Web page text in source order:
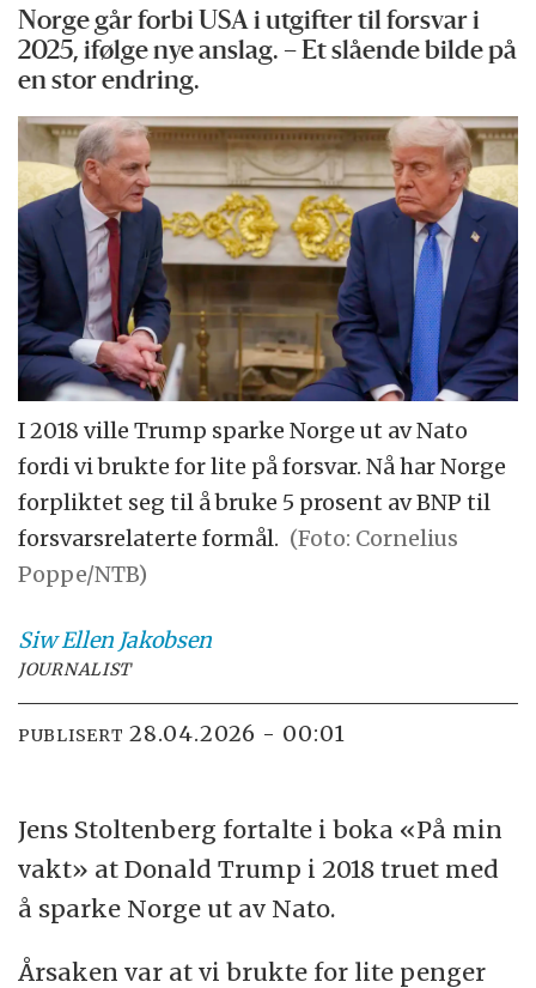
Norge går forbi USA i utgifter til forsvar i
2025, ifølge nye anslag. – Et slående bilde på
en stor endring.
I 2018 ville Trump sparke Norge ut av Nato
fordi vi brukte for lite på forsvar. Nå har Norge
forpliktet seg til å bruke 5 prosent av BNP til
forsvarsrelaterte formål. (Foto: Cornelius
Poppe/NTB)
Siw Ellen Jakobsen
JOURNALIST
PUBLISERT 28.04.2026 - 00:01
Jens Stoltenberg fortalte i boka «På min
vakt» at Donald Trump i 2018 truet med
å sparke Norge ut av Nato.
Årsaken var at vi brukte for lite penger